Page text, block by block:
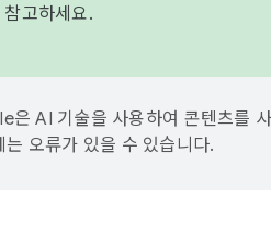
참고하세요.
은 AI 기술을 사용하여 콘텐츠를
오류가 있을 수 있습니다.